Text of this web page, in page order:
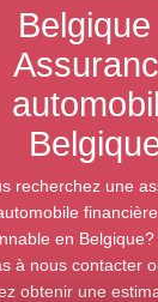
Belgique
recherchez une
en
à nous contacter
obtenir une